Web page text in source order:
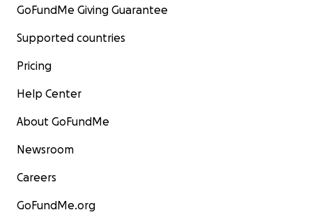
GoFundMe Giving Guarantee
Supported countries
Pricing
Help Center
About GoFundMe
Newsroom
Careers
GoFundMe.org